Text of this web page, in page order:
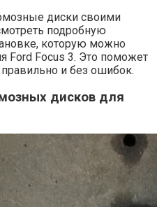
диски своими
подробную
которую можно
Ford Focus 3. Это поможет
и без ошибок.
дисков для